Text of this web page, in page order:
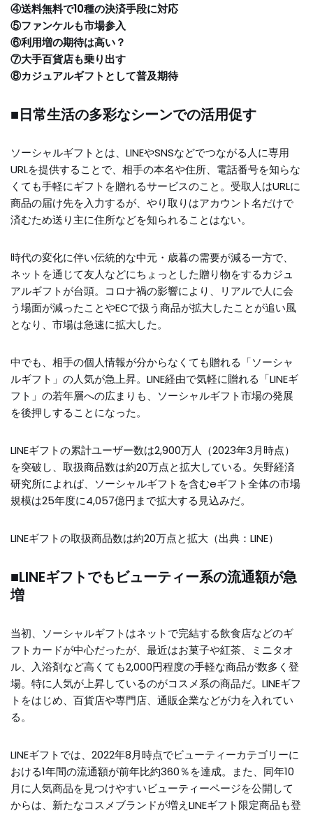
④送料無料で10種の決済手段に対応
⑤ファンケルも市場参入
⑥利用増の期待は高い？
⑦大手百貨店も乗り出す
⑧カジュアルギフトとして普及期待
■日常生活の多彩なシーンでの活用促す
ソーシャルギフトとは、LINEやSNSなどでつながる人に専用
URLを提供することで、相手の本名や住所、電話番号を知らな
くても手軽にギフトを贈れるサービスのこと。受取人はURLに
商品の届け先を入力するが、やり取りはアカウント名だけで
済むため送り主に住所などを知られることはない。
時代の変化に伴い伝統的な中元・歳暮の需要が減る一方で、
ネットを通じて友人などにちょっとした贈り物をするカジュ
アルギフトが台頭。コロナ禍の影響により、リアルで人に会
う場面が減ったことやECで扱う商品が拡大したことが追い風
となり、市場は急速に拡大した。
中でも、相手の個人情報が分からなくても贈れる「ソーシャ
ルギフト」の人気が急上昇。LINE経由で気軽に贈れる「LINEギ
フト」の若年層への広まりも、ソーシャルギフト市場の発展
を後押しすることになった。
LINEギフトの累計ユーザー数は2,900万人（2023年3月時点）
を突破し、取扱商品数は約20万点と拡大している。矢野経済
研究所によれば、ソーシャルギフトを含むeギフト全体の市場
規模は25年度に4,057億円まで拡大する見込みだ。
LINEギフトの取扱商品数は約20万点と拡大（出典：LINE）
■LINEギフトでもビューティー系の流通額が急
増
当初、ソーシャルギフトはネットで完結する飲食店などのギ
フトカードが中心だったが、最近はお菓子や紅茶、ミニタオ
ル、入浴剤など高くても2,000円程度の手軽な商品が数多く登
場。特に人気が上昇しているのがコスメ系の商品だ。LINEギフ
トをはじめ、百貨店や専門店、通販企業などが力を入れてい
る。
LINEギフトでは、2022年8月時点でビューティーカテゴリーに
おける1年間の流通額が前年比約360％を達成。また、同年10
月に人気商品を見つけやすいビューティーページを公開して
からは、新たなコスメブランドが増えLINEギフト限定商品も登